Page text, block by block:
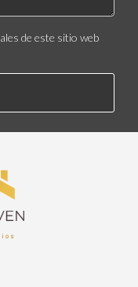
de este sitio web